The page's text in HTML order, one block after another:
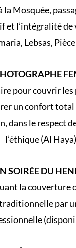
la Mosquée,
et l’intégralité de
Lebsas,
pour couvrir
un confort
dans le respect
l’éthique (Al Haya)
SOIRÉE DU
la couverture
par